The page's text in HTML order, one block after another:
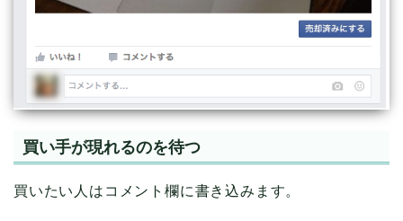
買い手が現れるのを待つ
買いたい人はコメント欄に書き込みます。